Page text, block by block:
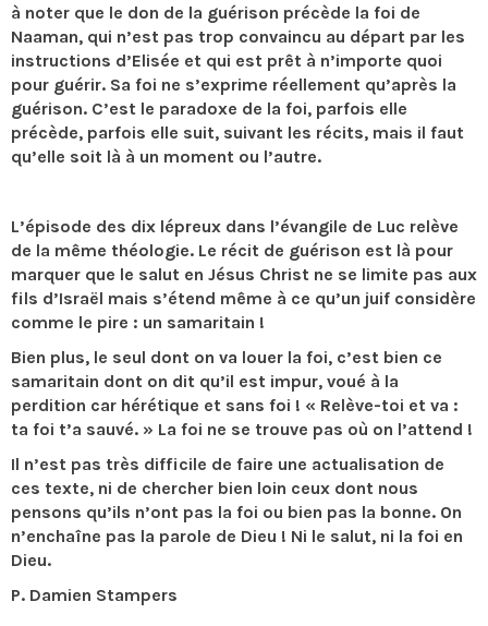
à noter que le don de la guérison précède la foi de
Naaman, qui n’est pas trop convaincu au départ par les
instructions d’Elisée et qui est prêt à n’importe quoi
pour guérir. Sa foi ne s’exprime réellement qu’après la
guérison. C’est le paradoxe de la foi, parfois elle
précède, parfois elle suit, suivant les récits, mais il faut
qu’elle soit là à un moment ou l’autre.
L’épisode des dix lépreux dans l’évangile de Luc relève
de la même théologie. Le récit de guérison est là pour
marquer que le salut en Jésus Christ ne se limite pas aux
fils d’Israël mais s’étend même à ce qu’un juif considère
comme le pire : un samaritain !
Bien plus, le seul dont on va louer la foi, c’est bien ce
samaritain dont on dit qu’il est impur, voué à la
perdition car hérétique et sans foi ! « Relève-toi et va :
ta foi t’a sauvé. » La foi ne se trouve pas où on l’attend !
Il n’est pas très difficile de faire une actualisation de
ces texte, ni de chercher bien loin ceux dont nous
pensons qu’ils n’ont pas la foi ou bien pas la bonne. On
n’enchaîne pas la parole de Dieu ! Ni le salut, ni la foi en
Dieu.
P. Damien Stampers